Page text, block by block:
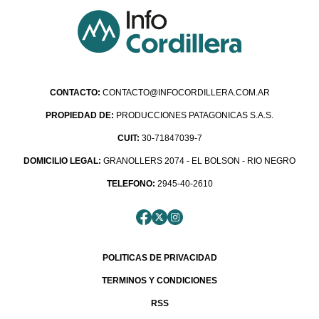
CONTACTO: CONTACTO@INFOCORDILLERA.COM.AR
PROPIEDAD DE: PRODUCCIONES PATAGONICAS S.A.S.
CUIT: 30-71847039-7
DOMICILIO LEGAL: GRANOLLERS 2074 - EL BOLSON - RIO NEGRO
TELEFONO: 2945-40-2610
POLITICAS DE PRIVACIDAD
TERMINOS Y CONDICIONES
RSS